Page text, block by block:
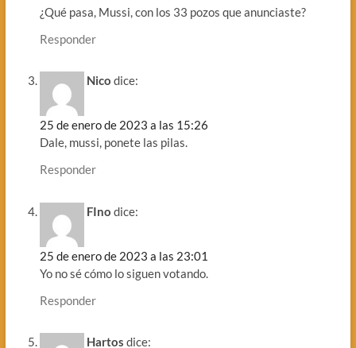
¿Qué pasa, Mussi, con los 33 pozos que anunciaste?
Responder
Nico dice:
25 de enero de 2023 a las 15:26
Dale, mussi, ponete las pilas.
Responder
FIno dice:
25 de enero de 2023 a las 23:01
Yo no sé cómo lo siguen votando.
Responder
Hartos dice: